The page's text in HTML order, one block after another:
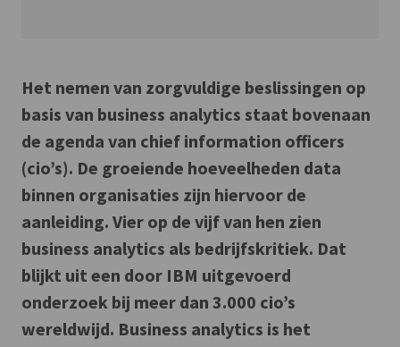
Het nemen van zorgvuldige beslissingen op
basis van business analytics staat bovenaan
de agenda van chief information officers
(cio’s). De groeiende hoeveelheden data
binnen organisaties zijn hiervoor de
aanleiding. Vier op de vijf van hen zien
business analytics als bedrijfskritiek. Dat
blijkt uit een door IBM uitgevoerd
onderzoek bij meer dan 3.000 cio’s
wereldwijd. Business analytics is het